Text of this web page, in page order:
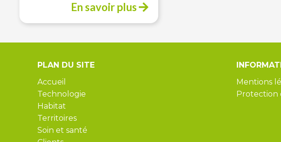
En savoir plus
PLAN DU SITE
Accueil
Technologie
Habitat
Territoires
Soin et santé
Mentions
Protection